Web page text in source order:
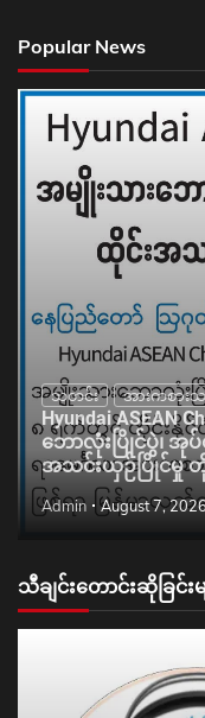
Popular News
သတင်း အားကစား
Hyundai ASEAN
ဘောလုံးပြိုင်ပွဲ၊ အု
အသင်းယှဉ်ပြိုင်
Admin August 7,
သီချင်းတောင်းဆိုခြင်းမ